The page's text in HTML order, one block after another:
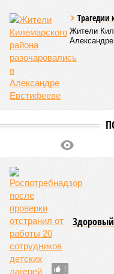
Версия
работы 20 сотрудников
Роспотребнадзор
сотрудников детских
Здоровый